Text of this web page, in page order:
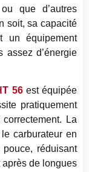
que d’autres
soit, sa capacité
un équipement
assez d’énergie
56est équipée
pratiquement
La
le carburateur en
réduisant
de longues